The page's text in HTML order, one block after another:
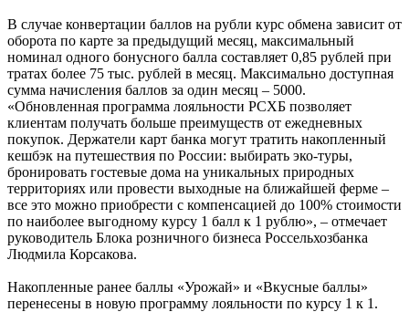
В случае конвертации баллов на рубли курс обмена зависит от
оборота по карте за предыдущий месяц, максимальный
номинал одного бонусного балла составляет 0,85 рублей при
тратах более 75 тыс. рублей в месяц. Максимально доступная
сумма начисления баллов за один месяц – 5000.
«Обновленная программа лояльности РСХБ позволяет
клиентам получать больше преимуществ от ежедневных
покупок. Держатели карт банка могут тратить накопленный
кешбэк на путешествия по России: выбирать эко-туры,
бронировать гостевые дома на уникальных природных
территориях или провести выходные на ближайшей ферме –
все это можно приобрести с компенсацией до 100% стоимости
по наиболее выгодному курсу 1 балл к 1 рублю», – отмечает
руководитель Блока розничного бизнеса Россельхозбанка
Людмила Корсакова.
Накопленные ранее баллы «Урожай» и «Вкусные баллы»
перенесены в новую программу лояльности по курсу 1 к 1.